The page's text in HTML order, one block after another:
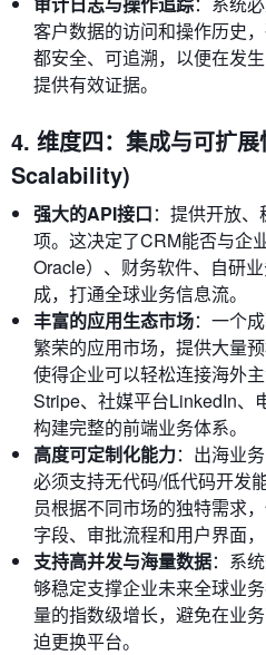
客户数据的访问和操作历史
都安全、可追溯，以便在发
提供有效证据。
4. 维度四：集成与可扩
Scalability)
强大的API接口：提供开放
项。这决定了CRM能否与企
Oracle）、财务软件、自研
成，打通全球业务信息流。
丰富的应用生态市场：一个
繁荣的应用市场，提供大量
使得企业可以轻松连接海外
Stripe、社媒平台LinkedIn、
构建完整的前端业务体系。
高度可定制化能力：出海业
必须支持无代码/低代码开发
员根据不同市场的独特需求
字段、审批流程和用户界面
支持高并发与海量数据：系
够稳定支撑企业未来全球业
量的指数级增长，避免在业
迫更换平台。